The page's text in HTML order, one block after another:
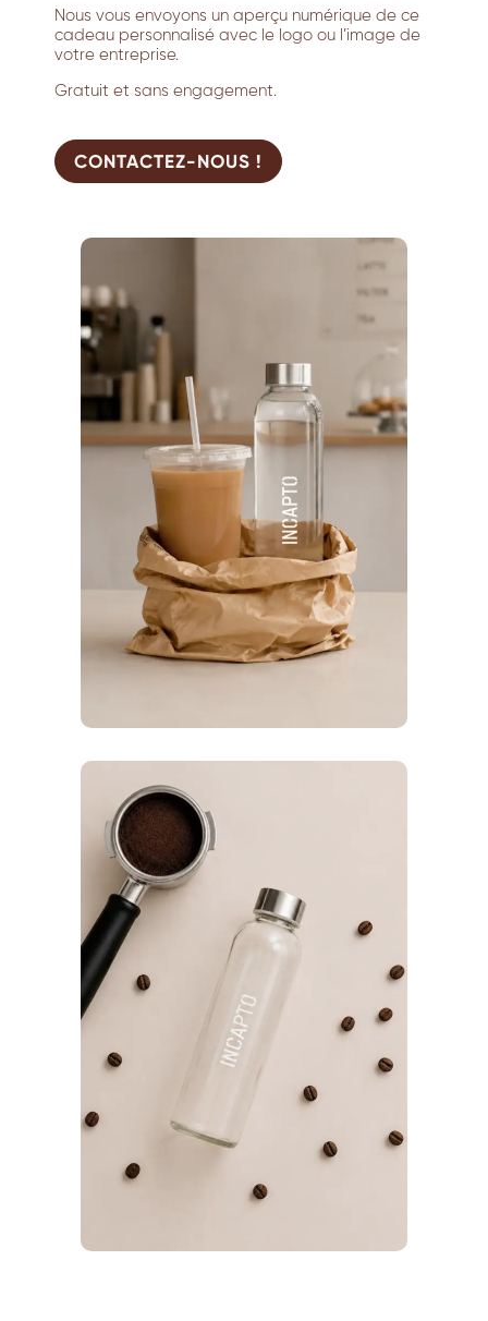
Nous vous envoyons un aperçu numérique de ce
cadeau personnalisé avec le logo ou l’image de
votre entreprise.
Gratuit et sans engagement.
CONTACTEZ-NOUS !